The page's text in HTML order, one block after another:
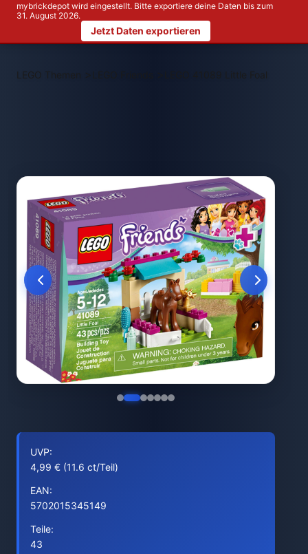
mybrickdepot wird eingestellt. Bitte exportiere deine Daten bis zum
31. August 2026.
Jetzt Daten exportieren
LEGO Themen > LEGO 41089 Little Foal
UVP:
4,99 € (11.6 ct/Teil)
EAN:
5702015345149
Teile:
43